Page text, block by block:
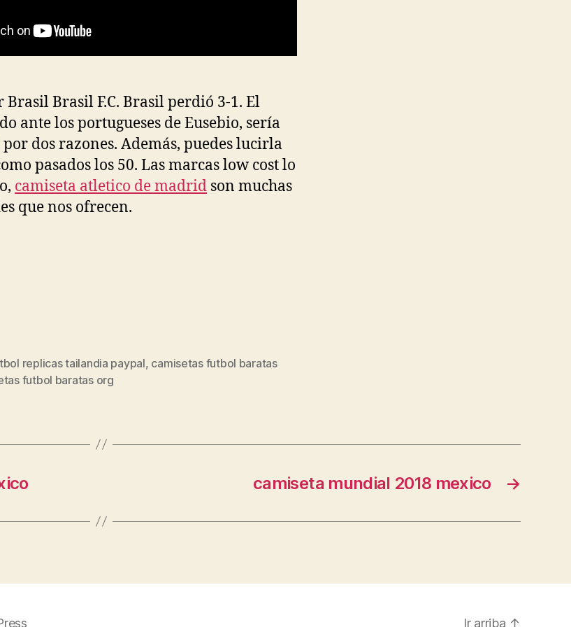
Brasil Brasil F.C. Brasil perdió 3-1. El
ante los portugueses de Eusebio, sería
dos razones. Además, puedes lucirla
pasados los 50. Las marcas low cost lo
camiseta atletico de madrid son muchas
que nos ofrecen.
replicas tailandia paypal, camisetas futbol baratas
futbol baratas org
→
camiseta mundial 2018 mexico
Ir arriba ↑